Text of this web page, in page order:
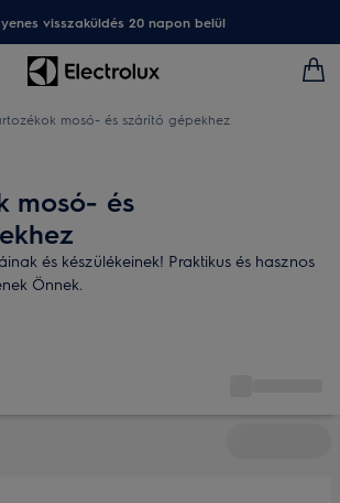
visszaküldés 20 napon belül
mosó- és szárító gépekhez
mosó- és
és készülékeinek! Praktikus és hasznos
Önnek.